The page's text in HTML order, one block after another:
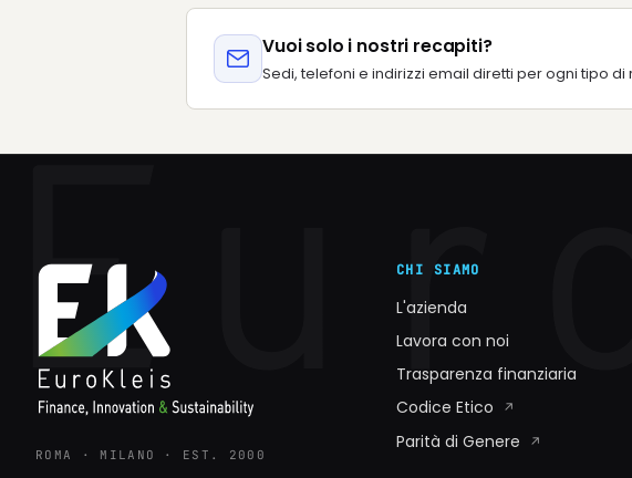
Vuoi solo i nostri recapiti?
Sedi, telefoni e indirizzi email diretti per ogni tipo di
ROMA · MILANO · EST. 2000
CHI SIAMO
L'azienda
Lavora con noi
Trasparenza finanziaria
Codice Etico
↗
Parità di Genere ↗